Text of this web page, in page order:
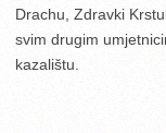
Drachu, Zdravki
svim drugim
kazalištu.